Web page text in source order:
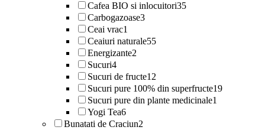
Cafea BIO si inlocuitori35
Carbogazoase3
Ceai vrac1
Ceaiuri naturale55
Energizante2
Sucuri4
Sucuri de fructe12
Sucuri pure 100% din superfructe19
Sucuri pure din plante medicinale1
Yogi Tea6
Bunatati de Craciun2